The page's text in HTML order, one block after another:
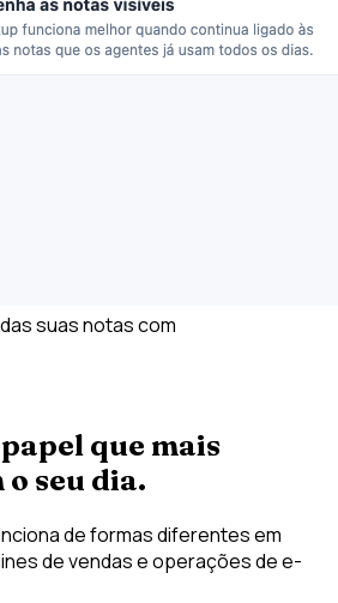
suas notas com
que mais
seu dia.
de formas diferentes em
de vendas e operações de e-